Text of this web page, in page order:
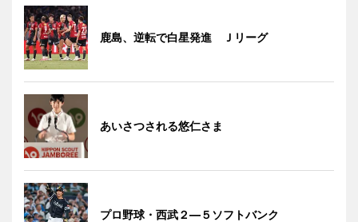
鹿島、逆転で白星発進 Ｊリーグ
あいさつされる悠仁さま
プロ野球・西武２―５ソフトバンク